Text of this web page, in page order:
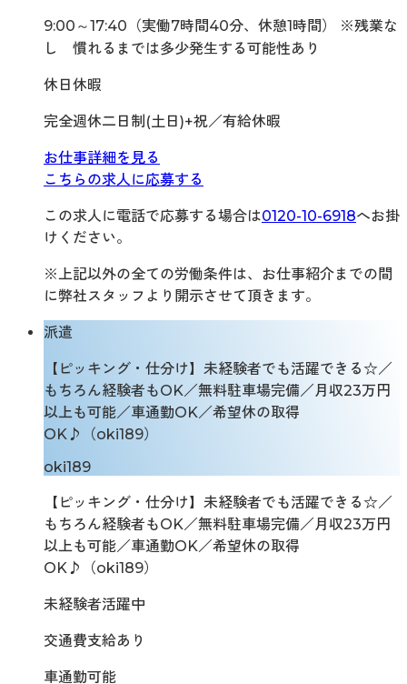
9:00～17:40（実働7時間40分、休憩1時間） ※残業な
し 慣れるまでは多少発生する可能性あり
休日休暇
完全週休二日制(土日)+祝／有給休暇
お仕事詳細を見る
こちらの求人に応募する
この求人に電話で応募する場合は0120-10-6918へお掛
けください。
※上記以外の全ての労働条件は、お仕事紹介までの間
に弊社スタッフより開示させて頂きます。
派遣
【ピッキング・仕分け】未経験者でも活躍できる☆／
もちろん経験者もOK／無料駐車場完備／月収23万円
以上も可能／車通勤OK／希望休の取得
OK♪（oki189）
oki189
【ピッキング・仕分け】未経験者でも活躍できる☆／
もちろん経験者もOK／無料駐車場完備／月収23万円
以上も可能／車通勤OK／希望休の取得
OK♪（oki189）
未経験者活躍中
交通費支給あり
車通勤可能